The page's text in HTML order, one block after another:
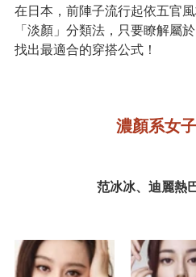
在日本，前陣子流行起依五官
「淡顏」分類法，只要瞭解屬
找出最適合的穿搭公式！
濃顏系女
范冰冰、迪麗熱